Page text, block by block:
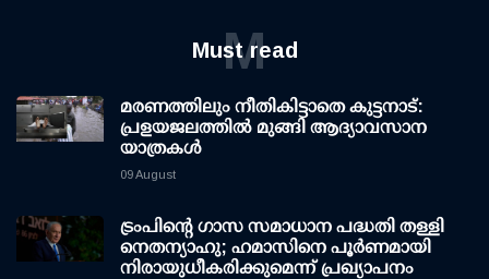
Must read
M
മരണത്തിലും നീതികിട്ടാതെ കുട്ടനാട്:
പ്രളയജലത്തില്‍ മുങ്ങി ആദ്യാവസാന
യാത്രകള്‍
09 August
ട്രംപിന്റെ ഗാസ സമാധാന പദ്ധതി തള്ളി
നെതന്യാഹു; ഹമാസിനെ പൂര്‍ണമായി
നിരായുധീകരിക്കുമെന്ന് പ്രഖ്യാപനം